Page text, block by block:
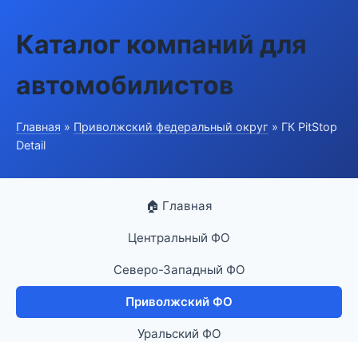
Каталог компаний для
автомобилистов
Главная » Приволжский федеральный округ » ГК PitStop
Detail
🏠 Главная
Центральный ФО
Северо-Западный ФО
Приволжский ФО
Уральский ФО